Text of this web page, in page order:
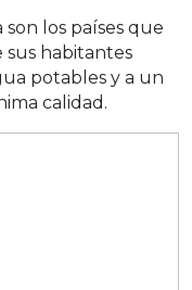
son los países que
sus habitantes
potables y a un
calidad.